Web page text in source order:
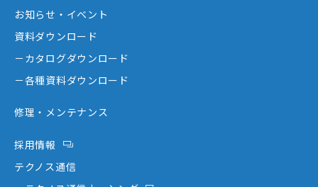
－企業情報
－テクノスジャパンが選ばれる理由
－創業者大西秀憲ヒストリー
お知らせ・イベント
資料ダウンロード
－カタログダウンロード
－各種資料ダウンロード
修理・メンテナンス
採用情報
テクノス通信